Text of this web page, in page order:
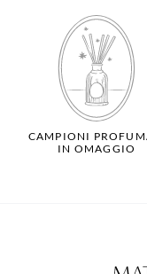
CAMPIONI
IN OMAGGIO